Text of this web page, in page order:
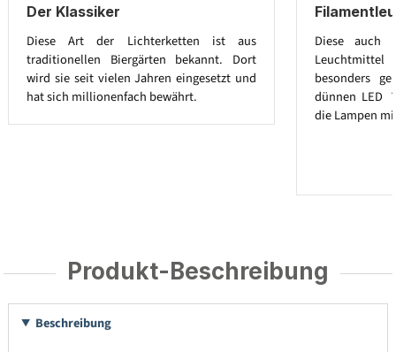
Der Klassiker
Diese Art der Lichterketten ist aus
traditionellen Biergärten bekannt. Dort
wird sie seit vielen Jahren eingesetzt und
hat sich millionenfach bewährt.
Diese auch
besonders
dünnen LED
die Lampen
Produkt-Beschreibung
Beschreibung